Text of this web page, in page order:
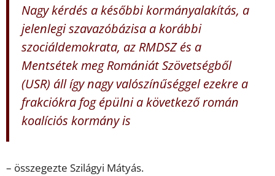
Nagy kérdés a későbbi kormányalakítás, a
jelenlegi szavazóbázisa a korábbi
szociáldemokrata, az RMDSZ és a
Mentsétek meg Romániát Szövetségből
(USR) áll így nagy valószínűséggel ezekre a
frakciókra fog épülni a következő román
koalíciós kormány is
– összegezte Szilágyi Mátyás.